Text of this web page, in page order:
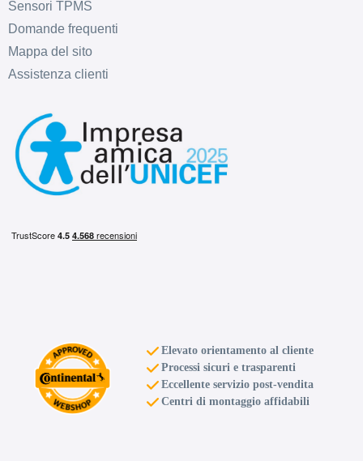
Sensori TPMS
Domande frequenti
Mappa del sito
Assistenza clienti
Elevato orientamento al cliente
Processi sicuri e trasparenti
Eccellente servizio post-vendita
Centri di montaggio affidabili